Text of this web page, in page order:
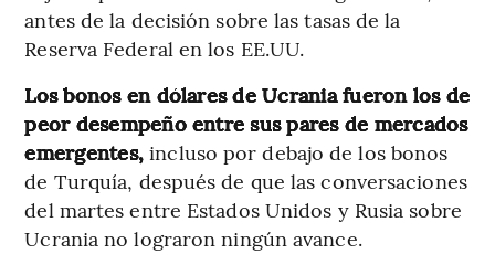
antes de la decisión sobre las tasas de la
Reserva Federal en los EE.UU.
Los bonos en dólares de Ucrania fueron los de
peor desempeño entre sus pares de mercados
emergentes,incluso por debajo de los bonos
de Turquía, después de que las conversaciones
del martes entre Estados Unidos y Rusia sobre
Ucrania no lograron ningún avance.